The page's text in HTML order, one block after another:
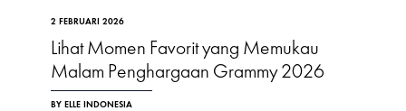
2 FEBRUARI 2026
Lihat Momen Favorit yang Memukau
Malam Penghargaan Grammy 2026
BY ELLE INDONESIA